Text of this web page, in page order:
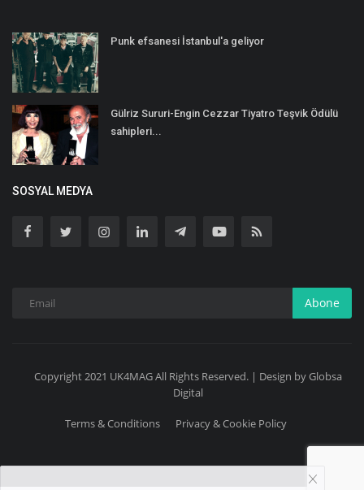
Punk efsanesi İstanbul'a geliyor
Gülriz Sururi-Engin Cezzar Tiyatro Teşvik Ödülü
sahipleri...
SOSYAL MEDYA
Abone
Copyright 2021 UK4MAG All Rights Reserved. | Design by Globsa
Digital
Terms & Conditions Privacy & Cookie Policy